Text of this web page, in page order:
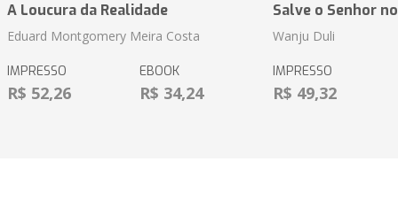
A Loucura da Realidade
Eduard Montgomery Meira Costa
IMPRESSO
R$ 52,26
EBOOK
R$ 34,24
Salve o Senhor
Wanju Duli
IMPRESSO
R$ 49,32